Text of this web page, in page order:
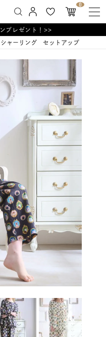
0
プレゼント！>>
ャーリング セットアップ